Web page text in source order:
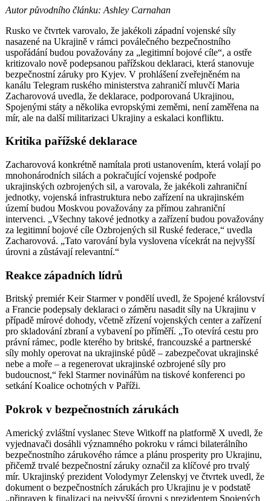
Autor původního článku: Ashley Carnahan
Rusko ve čtvrtek varovalo, že jakékoli západní vojenské síly
nasazené na Ukrajině v rámci poválečného bezpečnostního
uspořádání budou považovány za „legitimní bojové cíle“, a ostře
kritizovalo nově podepsanou pařížskou deklaraci, která stanovuje
bezpečnostní záruky pro Kyjev. V prohlášení zveřejněném na
kanálu Telegram ruského ministerstva zahraničí mluvčí Maria
Zacharovová uvedla, že deklarace, podporovaná Ukrajinou,
Spojenými státy a několika evropskými zeměmi, není zaměřena na
mír, ale na další militarizaci Ukrajiny a eskalaci konfliktu.
Kritika pařížské deklarace
Zacharovová konkrétně namítala proti ustanovením, která volají po
mnohonárodních silách a pokračující vojenské podpoře
ukrajinských ozbrojených sil, a varovala, že jakékoli zahraniční
jednotky, vojenská infrastruktura nebo zařízení na ukrajinském
území budou Moskvou považovány za přímou zahraniční
intervenci. „Všechny takové jednotky a zařízení budou považovány
za legitimní bojové cíle Ozbrojených sil Ruské federace,“ uvedla
Zacharovová. „Tato varování byla vyslovena vícekrát na nejvyšší
úrovni a zůstávají relevantní.“
Reakce západních lídrů
Britský premiér Keir Starmer v pondělí uvedl, že Spojené království
a Francie podepsaly deklaraci o záměru nasadit síly na Ukrajinu v
případě mírové dohody, včetně zřízení vojenských center a zařízení
pro skladování zbraní a vybavení po příměří. „To otevírá cestu pro
právní rámec, podle kterého by britské, francouzské a partnerské
síly mohly operovat na ukrajinské půdě – zabezpečovat ukrajinské
nebe a moře – a regenerovat ukrajinské ozbrojené síly pro
budoucnost,“ řekl Starmer novinářům na tiskové konferenci po
setkání Koalice ochotných v Paříži.
Pokrok v bezpečnostních zárukách
Americký zvláštní vyslanec Steve Witkoff na platformě X uvedl, že
vyjednavači dosáhli významného pokroku v rámci bilaterálního
bezpečnostního zárukového rámce a plánu prosperity pro Ukrajinu,
přičemž trvalé bezpečnostní záruky označil za klíčové pro trvalý
mír. Ukrajinský prezident Volodymyr Zelenskyj ve čtvrtek uvedl, že
dokument o bezpečnostních zárukách pro Ukrajinu je v podstatě
„připraven k finalizaci na nejvyšší úrovni s prezidentem Spojených